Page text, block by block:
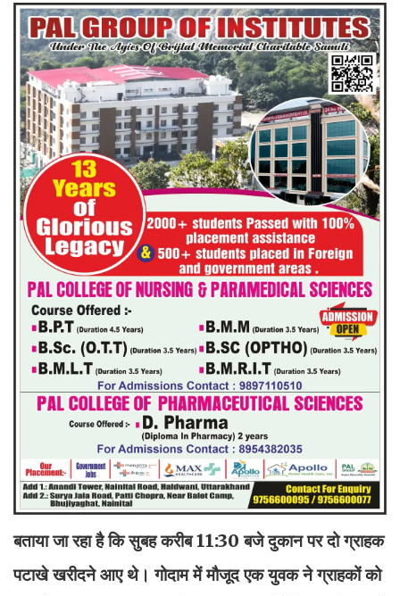
बताया जा रहा है कि सुबह करीब 11:30 बजे दुकान पर दो ग्राहक
पटाखे खरीदने आए थे। गोदाम में मौजूद एक युवक ने ग्राहकों को